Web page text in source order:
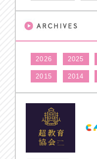
2026 2025
2015 2014